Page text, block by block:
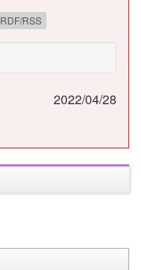
RDF/RSS
2022/04/28